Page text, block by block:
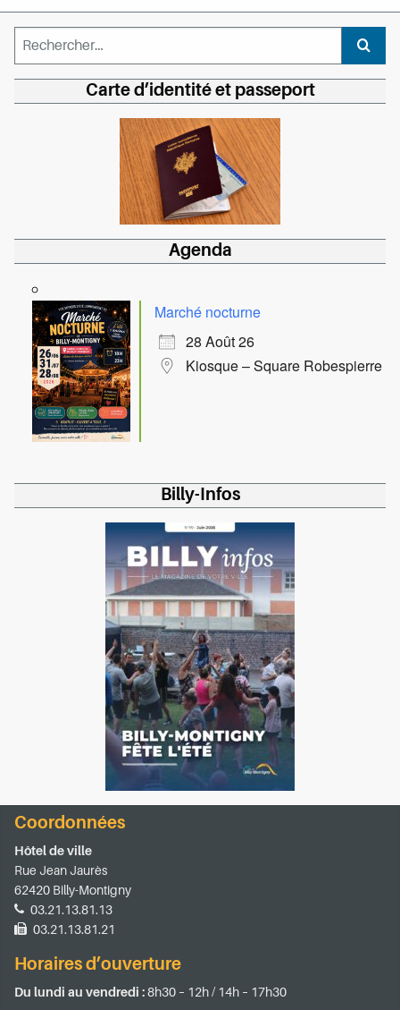
Rechercher :
Carte d’identité et passeport
Agenda
Marché nocturne
28 Août 26
Kiosque – Square Robespierre
Billy-Infos
Coordonnées
Hôtel de ville
Rue Jean Jaurès
62420 Billy-Montigny
03.21.13.81.13
03.21.13.81.21
Horaires d’ouverture
Du lundi au vendredi :8h30 – 12h / 14h – 17h30